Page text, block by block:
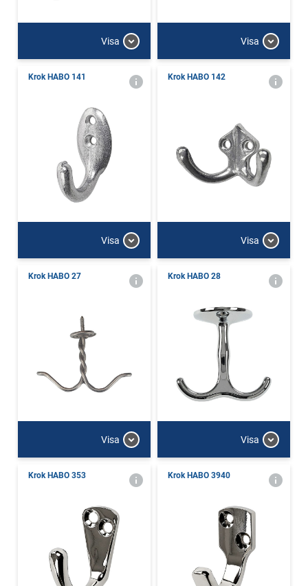
Visa Visa
Krok HABO 141
Visa
Krok HABO 142
Visa
Krok HABO 27
Visa
Krok HABO 28
Visa
Krok HABO 353 Krok HABO 3940